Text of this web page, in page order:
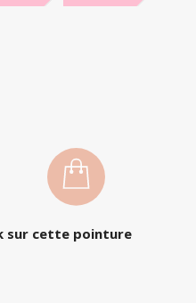
sur cette pointure